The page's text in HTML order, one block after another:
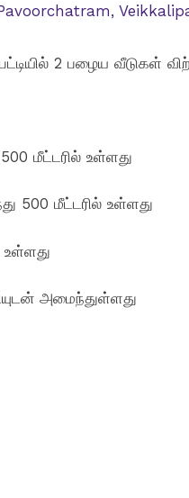
,
2 பழைய வீடுகள்
மீட்டரில் உள்ளது
500 மீட்டரில் உள்ளது
உள்ளது
அமைந்துள்ளது